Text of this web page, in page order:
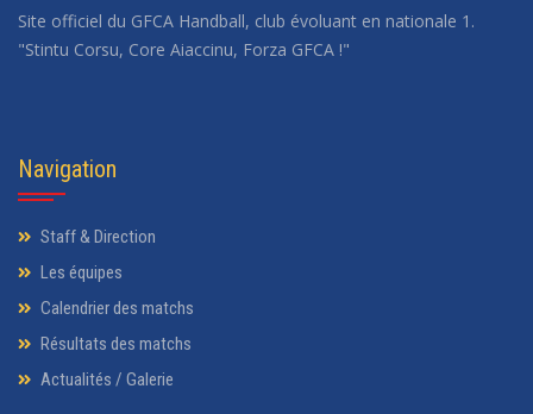
Site officiel du GFCA Handball, club évoluant en nationale 1.
"Stintu Corsu, Core Aiaccinu, Forza GFCA !"
Navigation
Staff & Direction
Les équipes
Calendrier des matchs
Résultats des matchs
Actualités / Galerie